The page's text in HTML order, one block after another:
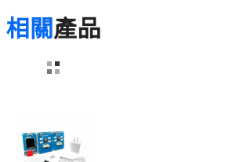
相關產品